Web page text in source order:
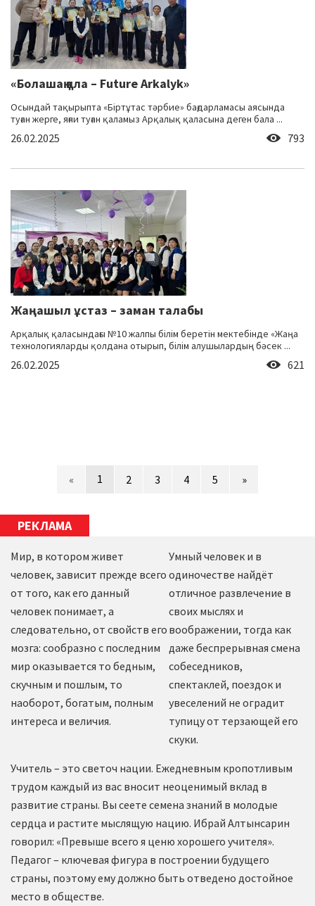
«Болашақ қала – Future Arkalyk»
Осындай тақырыпта «Біртұтас тәрбие» бағдарламасы аясында
туған жерге, яғни туған қаламыз Арқалық қаласына деген бала ...
26.02.2025 793
Жаңашыл ұстаз – заман талабы
Арқалық қаласындағы №10 жалпы білім беретін мектебінде «Жаңа
технологияларды қолдана отырып, білім алушылардың бәсек ...
26.02.2025 621
« 1 2 3 4 5 »
РЕКЛАМА
Мир, в котором живет
человек, зависит прежде всего
от того, как его данный
человек понимает, а
следовательно, от свойств его
мозга: сообразно с последним
мир оказывается то бедным,
скучным и пошлым, то
наоборот, богатым, полным
интереса и величия.
Умный человек и в
одиночестве найдёт
отличное развлечение в
своих мыслях и
воображении, тогда как
даже беспрерывная смена
собеседников,
спектаклей, поездок и
увеселений не оградит
тупицу от терзающей его
скуки.
Учитель – это светоч нации. Ежедневным кропотливым
трудом каждый из вас вносит неоценимый вклад в
развитие страны. Вы сеете семена знаний в молодые
сердца и растите мыслящую нацию. Ибрай Алтынсарин
говорил: «Превыше всего я ценю хорошего учителя».
Педагог – ключевая фигура в построении будущего
страны, поэтому ему должно быть отведено достойное
место в обществе.